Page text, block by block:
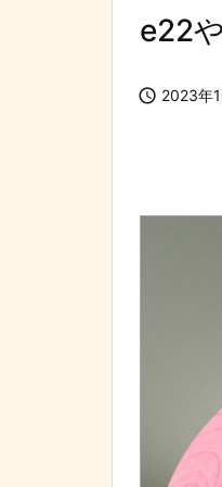
e22
 2023年